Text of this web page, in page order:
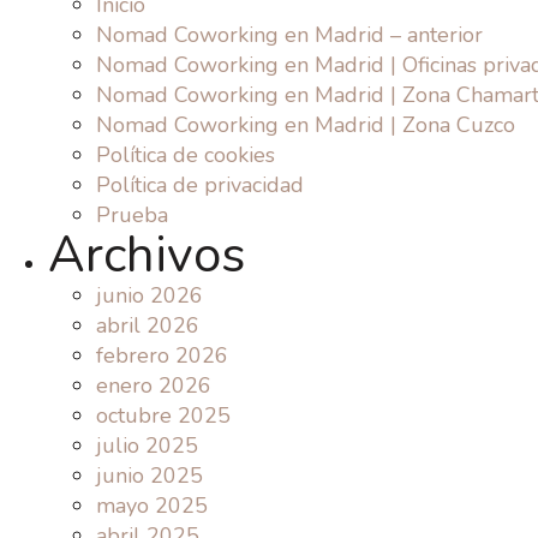
Nomad Coworking en Madrid – anterior
Nomad Coworking en Madrid | Oficinas
Nomad Coworking en Madrid | Zona
Nomad Coworking en Madrid | Zona Cuzco
Política de cookies
Política de privacidad
Prueba
Archivos
junio 2026
abril 2026
febrero 2026
enero 2026
octubre 2025
julio 2025
junio 2025
mayo 2025